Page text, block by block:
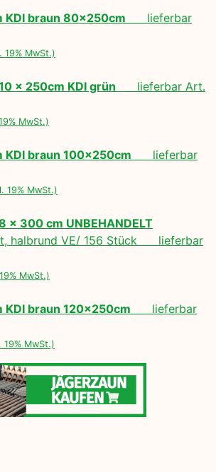
KDI braun 80x250cm lieferbar
19% MwSt.)
x 250cm KDI grün lieferbar Art.
MwSt.)
KDI braun 100x250cm lieferbar
19% MwSt.)
x 300 cm UNBEHANDELT
halbrund VE/ 156 Stück lieferbar
MwSt.)
KDI braun 120x250cm lieferbar
19% MwSt.)